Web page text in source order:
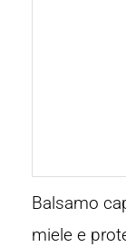
Balsamo
miele e